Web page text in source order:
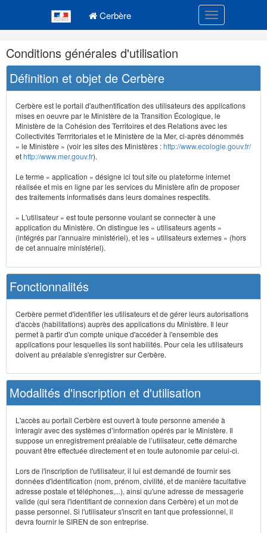
Cerbère Toggle
Navigation
et
outils
annexes
Conditions générales d'utilisation
Définition et objet de Cerbère
Cerbère est le portail d'authentification des utilisateurs des applications
mises en oeuvre par le Ministère de la Transition Écologique, le
Ministère de la Cohésion des Territoires et des Relations avec les
Collectivités Terrritoriales et le Ministère de la Mer, ci-après dénommés
« le Ministère » (voir les sites des Ministères :http://www.ecologie.gouv.fr/
ethttp://www.mer.gouv.fr).
Le terme « application » désigne ici tout site ou plateforme internet
réalisée et mis en ligne par les services du Ministère afin de proposer
des traitements informatisés dans leurs domaines respectifs.
« L'utilisateur » est toute personne voulant se connecter à une
application du Ministère. On distingue les « utilisateurs agents »
(intégrés par l'annuaire ministériel), et les « utilisateurs externes » (hors
de cet annuaire ministériel).
Fonctionnalités
Cerbère permet d'identifier les utilisateurs et de gérer leurs autorisations
d'accès (habilitations) auprès des applications du Ministère. Il leur
permet à partir d'un compte unique d'accéder à l'ensemble des
applications pour lesquelles ils sont habilités. Pour cela les utilisateurs
doivent au préalable s'enregistrer sur Cerbère.
Modalités d'inscription et d'utilisation
L'accès au portail Cerbère est ouvert à toute personne amenée à
interagir avec des systèmes d’information opérés par le Ministère. Il
suppose un enregistrement préalable de l’utilisateur, cette démarche
pouvant être effectuée directement et en toute autonomie par celui-ci.
Lors de l'inscription de l'utilisateur, il lui est demandé de fournir ses
données d'identification (nom, prénom, civilité, et de manière facultative
adresse postale et téléphones,...), ainsi qu'une adresse de messagerie
valide (qui sera l'identifiant de connexion dans Cerbère) et un mot de
passe personnel. Si l'utilisateur s'inscrit en tant que professionnel, il
devra fournir le SIREN de son entreprise.